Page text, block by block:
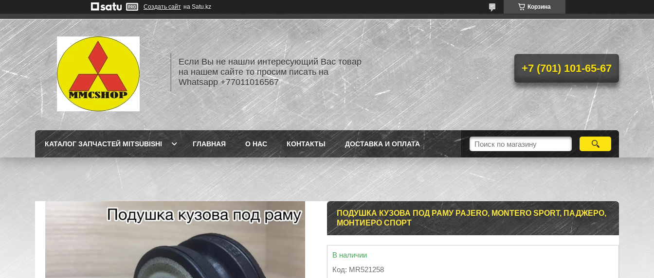
Создать сайт на Satu.kz Корзина
Если Вы не нашли интересующий Вас товар
на нашем сайте то просим писать на
Whatsapp +77011016567
+7 (701) 101-65-67
КАТАЛОГ ЗАПЧАСТЕЙ MITSUBISHI ГЛАВНАЯ О НАС КОНТАКТЫ ДОСТАВКА И ОПЛАТА
ПОДУШКА КУЗОВА ПОД РАМУ PAJERO, MONTERO SPORT, ПАДЖЕРО,
МОНТИЕРО СПОРТ
В наличии
Код: MR521258